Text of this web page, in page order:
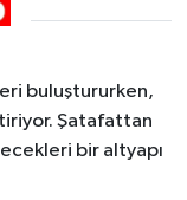
buluştururken,
Şatafattan
bir altyapı